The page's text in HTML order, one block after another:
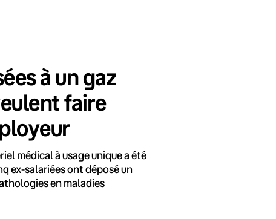
à un gaz
faire
médical à usage unique a été
ex-salariées ont déposé un
en maladies